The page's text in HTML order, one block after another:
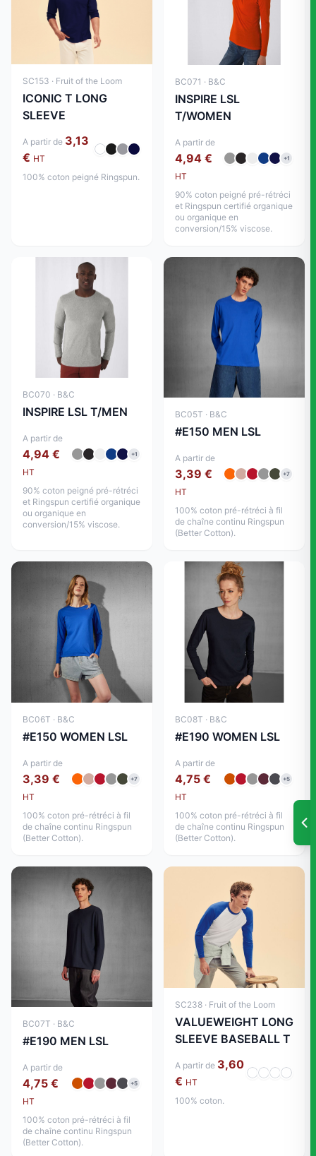
SC153 · Fruit of the Loom
ICONIC T LONG
SLEEVE
A partir de 3,13
€ HT
100% coton peigné Ringspun.
BC071 · B&C
INSPIRE LSL
T/WOMEN
A partir de
4,94 €
HT
+1
90% coton peigné pré-rétréci
et Ringspun certifié organique
ou organique en
conversion/15% viscose.
BC070 · B&C
INSPIRE LSL T/MEN
A partir de
4,94 €
HT
+1
90% coton peigné pré-rétréci
et Ringspun certifié organique
ou organique en
conversion/15% viscose.
BC05T · B&C
#E150 MEN LSL
A partir de
3,39 €
HT
+7
100% coton pré-rétréci à fil
de chaîne continu Ringspun
(Better Cotton).
BC06T · B&C
#E150 WOMEN LSL
A partir de
3,39 €
HT
+7
100% coton pré-rétréci à fil
de chaîne continu Ringspun
(Better Cotton).
BC08T · B&C
#E190 WOMEN LSL
A partir de
4,75 €
HT
+5
100% coton pré-rétréci à fil
de chaîne continu Ringspun
(Better Cotton).
BC07T · B&C
#E190 MEN LSL
A partir de
4,75 €
HT
+5
100% coton pré-rétréci à fil
de chaîne continu Ringspun
(Better Cotton).
SC238 · Fruit of the Loom
VALUEWEIGHT LONG
SLEEVE BASEBALL T
A partir de 3,60
€ HT
100% coton.